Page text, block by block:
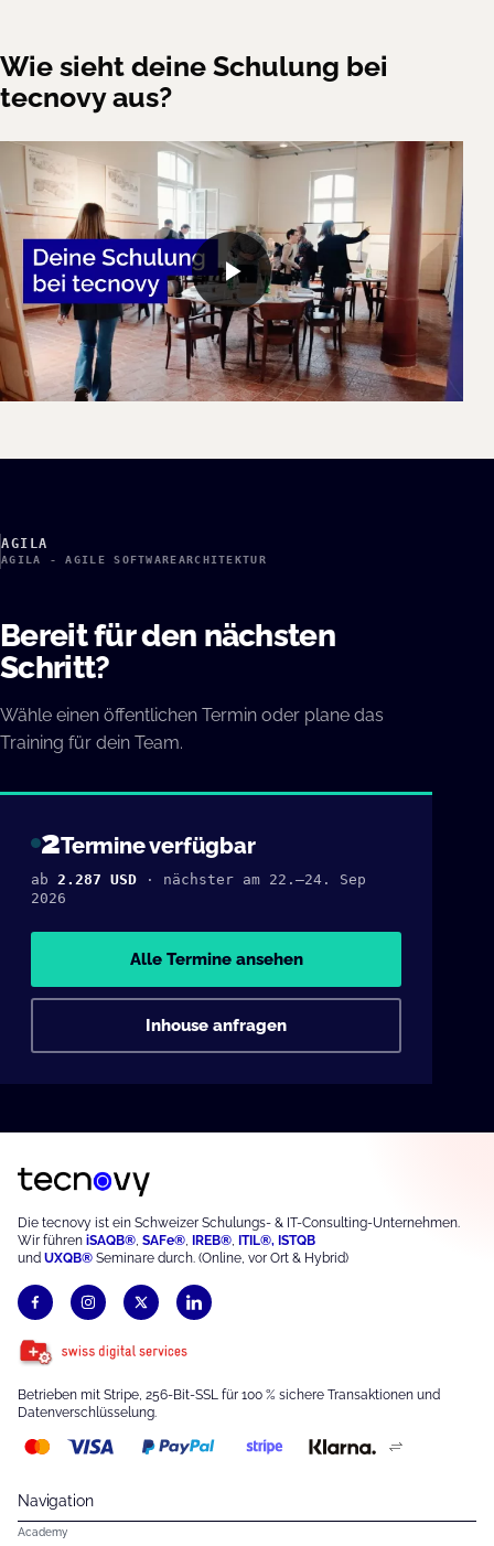
Wie sieht deine Schulung bei
tecnovy aus?
AGILA
AGILA - AGILE SOFTWAREARCHITEKTUR
Bereit für den nächsten
Schritt?
Wähle einen öffentlichen Termin oder plane das
Training für dein Team.
2Termine verfügbar
ab 2.287 USD · nächster am 22.–24. Sep
2026
Alle Termine ansehen
Inhouse anfragen
Die tecnovy ist ein Schweizer Schulungs- & IT-Consulting-Unternehmen.
Wir führen iSAQB® SAFe® IREB® ITIL®, ISTQB
und UXQB® Seminare durch. (Online, vor Ort & Hybrid)
Betrieben mit Stripe, 256-Bit-SSL für 100 % sichere Transaktionen und
Datenverschlüsselung.
Navigation
Academy